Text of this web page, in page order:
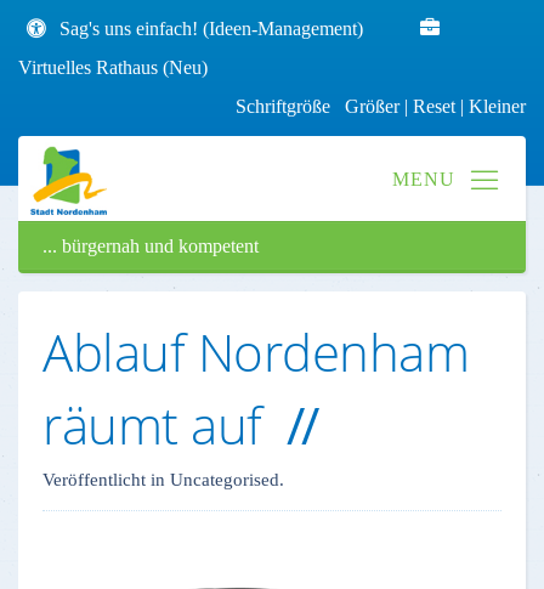
Sag's uns einfach! (Ideen-Management)
Virtuelles Rathaus (Neu)
Schriftgröße Größer| Reset | Kleiner
... bürgernah und kompetent
Ablauf Nordenham
räumt auf
Veröffentlicht in Uncategorised.